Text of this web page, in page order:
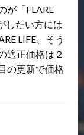
が「FLARE
したい方には
LIFE、そう
適正価格は２
の更新で価格